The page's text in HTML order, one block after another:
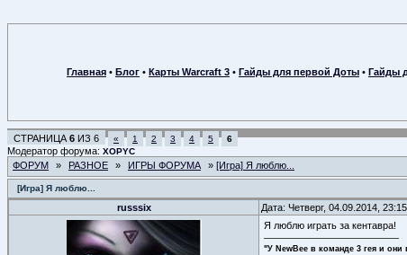
Главная • Блог • Карты Warcraft 3 • Гайды для первой Доты • Гайды
СТРАНИЦА 6 ИЗ 6 « 1 2 3 4 5 6
Модератор форума: XOPYC
ФОРУМ » РАЗНОЕ » ИГРЫ ФОРУМА » [Игра] Я люблю...
[Игра] Я люблю...
russsix Дата: Четверг, 04.09.2014,
Я люблю играть за кентавра!
"У NewBee в команде 3 гея и